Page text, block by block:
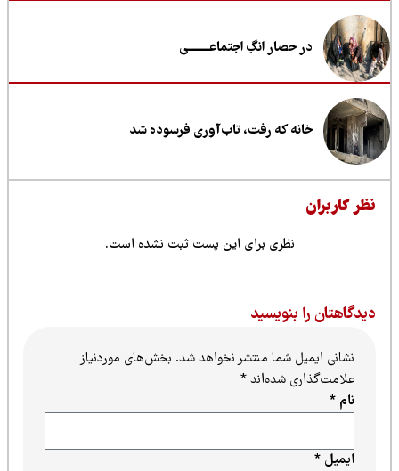
در حصار انگِ اجتماعــــــــی
خانه که رفت، تاب‌آوری فرسوده شد
کاربران
نظری برای این پست ثبت نشده است.
را بنویسید
نشانی ایمیل شما منتشر نخواهد شد.بخش‌های موردنیاز
علامت‌گذاری شده‌اند*
ایمیل*